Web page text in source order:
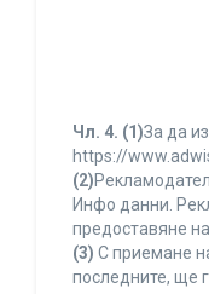
Чл. 4. (1)За да
https://
(2)
Инфо данни.
предоставяне
(3) С приемане
последните, ще